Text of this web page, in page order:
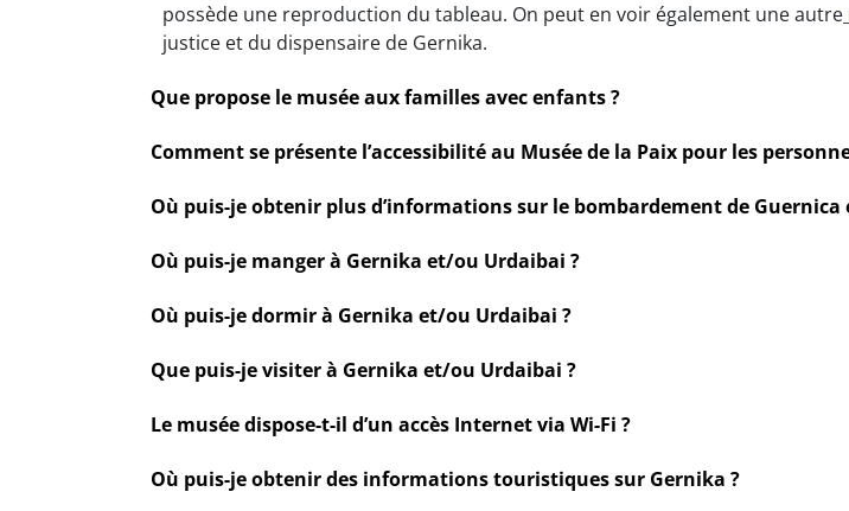
possède une reproduction du tableau. On peut en voir également une autre
justice et du dispensaire de Gernika.
Que propose le musée aux familles avec enfants ?
Comment se présente l’accessibilité au Musée de la Paix pour les
Où puis-je obtenir plus d’informations sur le bombardement de Guernica
Où puis-je manger à Gernika et/ou Urdaibai ?
Où puis-je dormir à Gernika et/ou Urdaibai ?
Que puis-je visiter à Gernika et/ou Urdaibai ?
Le musée dispose-t-il d’un accès Internet via Wi-Fi ?
Où puis-je obtenir des informations touristiques sur Gernika ?